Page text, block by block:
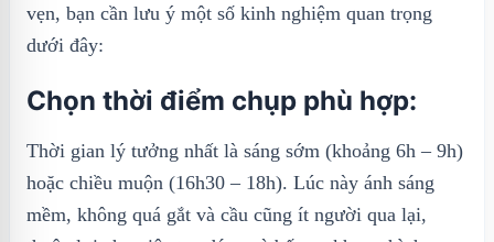
vẹn, bạn cần lưu ý một số kinh nghiệm quan trọng
dưới đây:
Chọn thời điểm chụp phù hợp:
Thời gian lý tưởng nhất là sáng sớm (khoảng 6h – 9h)
hoặc chiều muộn (16h30 – 18h). Lúc này ánh sáng
mềm, không quá gắt và cầu cũng ít người qua lại,